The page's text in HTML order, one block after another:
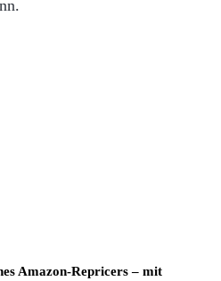
Amazon-Repricers – mit